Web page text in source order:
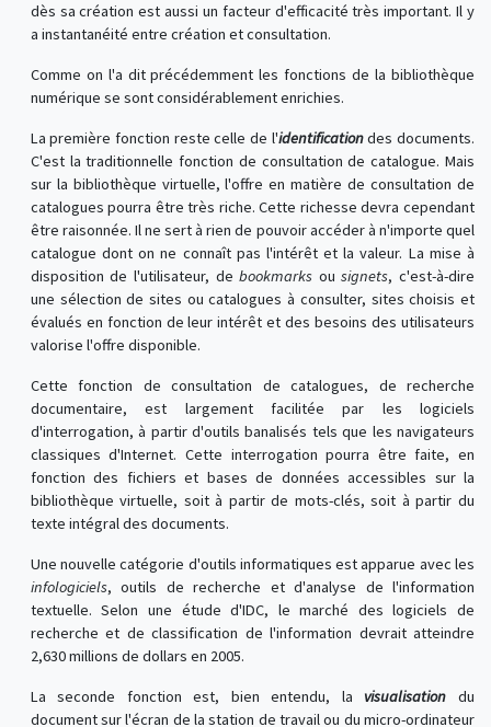
dès sa création est aussi un facteur d'efficacité très important. Il y
a instantanéité entre création et consultation.
Comme on l'a dit précédemment les fonctions de la bibliothèque
numérique se sont considérablement enrichies.
La première fonction reste celle de l'identificationdes documents.
C'est la traditionnelle fonction de consultation de catalogue. Mais
sur la bibliothèque virtuelle, l'offre en matière de consultation de
catalogues pourra être très riche. Cette richesse devra cependant
être raisonnée. Il ne sert à rien de pouvoir accéder à n'importe quel
catalogue dont on ne connaît pas l'intérêt et la valeur. La mise à
disposition de l'utilisateur, debookmarks ousignets, c'est-à-dire
une sélection de sites ou catalogues à consulter, sites choisis et
évalués en fonction de leur intérêt et des besoins des utilisateurs
valorise l'offre disponible.
Cette fonction de consultation de catalogues, de recherche
documentaire, est largement facilitée par les logiciels
d'interrogation, à partir d'outils banalisés tels que les navigateurs
classiques d'Internet. Cette interrogation pourra être faite, en
fonction des fichiers et bases de données accessibles sur la
bibliothèque virtuelle, soit à partir de mots-clés, soit à partir du
texte intégral des documents.
Une nouvelle catégorie d'outils informatiques est apparue avec les
infologiciels, outils de recherche et d'analyse de l'information
textuelle. Selon une étude d'IDC, le marché des logiciels de
recherche et de classification de l'information devrait atteindre
2,630 millions de dollars en 2005.
La seconde fonction est, bien entendu, la visualisation du
document sur l'écran de la station de travail ou du micro-ordinateur